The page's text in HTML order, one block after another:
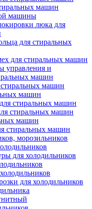
машин
машины
люка для
для стиральных
для стиральных машин
управления и
машин
машин
машин
стиральных машин
стиральных машин
машин
стиральных машин
морозильников
для холодильников
для холодильников